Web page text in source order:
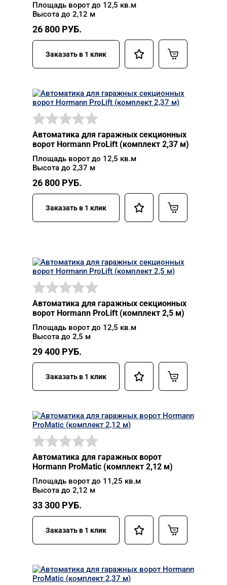
Площадь ворот до 12,5 кв.м
Высота до 2,12 м
26 800 РУБ.
Заказать в 1 клик
Автоматика для гаражных секционных
ворот Hormann ProLift (комплект 2,37 м)
Площадь ворот до 12,5 кв.м
Высота до 2,37 м
26 800 РУБ.
Заказать в 1 клик
Автоматика для гаражных секционных
ворот Hormann ProLift (комплект 2,5 м)
Площадь ворот до 12,5 кв.м
Высота до 2,5 м
29 400 РУБ.
Заказать в 1 клик
Автоматика для гаражных ворот
Hormann ProMatic (комплект 2,12 м)
Площадь ворот до 11,25 кв.м
Высота до 2,12 м
33 300 РУБ.
Заказать в 1 клик